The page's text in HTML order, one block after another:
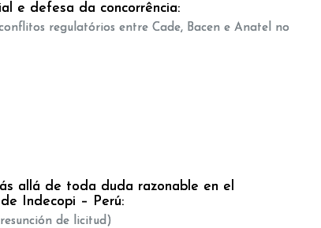
e defesa da concorrência:
regulatórios entre Cade, Bacen e Anatel no
allá de toda duda razonable en el
Indecopi – Perú:
de licitud)